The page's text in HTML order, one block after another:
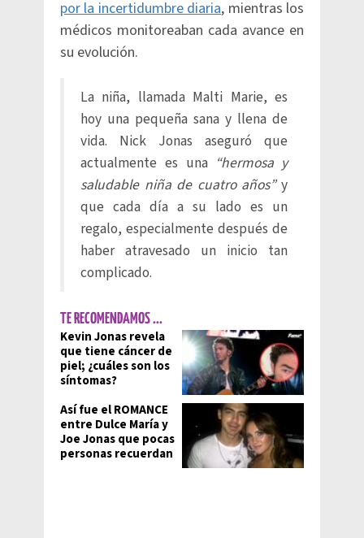
por la incertidumbre diaria, mientras los
médicos monitoreaban cada avance en
su evolución.
La niña, llamada Malti Marie, es
hoy una pequeña sana y llena de
vida. Nick Jonas aseguró que
actualmente es una “hermosa y
saludable niña de cuatro años”y
que cada día a su lado es un
regalo, especialmente después de
haber atravesado un inicio tan
complicado.
TE RECOMENDAMOS ...
Kevin Jonas revela
que tiene cáncer de
piel; ¿cuáles son los
síntomas?
Así fue el ROMANCE
entre Dulce María y
Joe Jonas que pocas
personas recuerdan